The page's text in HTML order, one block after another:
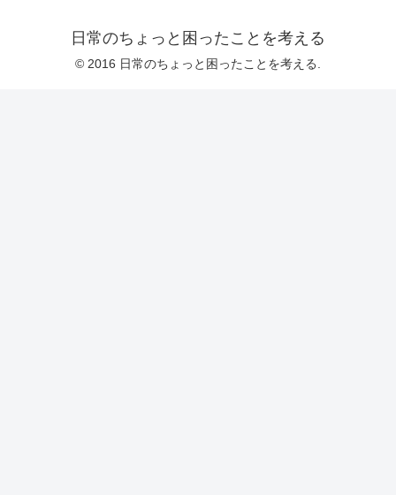
日常のちょっと困ったことを考える
© 2016 日常のちょっと困ったことを考える.